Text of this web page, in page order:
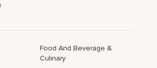
Food And Beverage &
Culinary